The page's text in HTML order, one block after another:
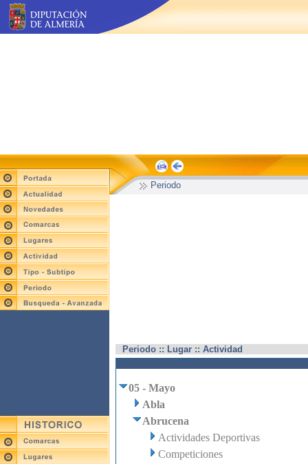
Periodo
Periodo :: Lugar :: Actividad
05 - Mayo
Abla
Abrucena
Actividades Deportivas
Competiciones